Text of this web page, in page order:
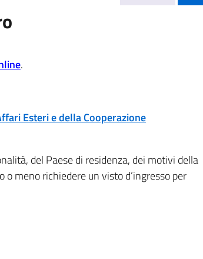
.
Esteri e della Cooperazione
del Paese di residenza, dei motivi della
meno richiedere un visto d’ingresso per